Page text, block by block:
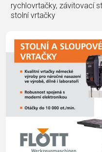
rychlovrtačky, závitovací
stolní vrtačky